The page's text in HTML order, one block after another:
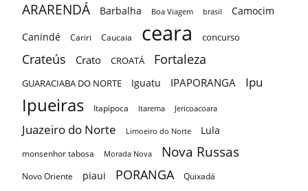
ARARENDÁ Barbalha Boa Viagem brasil
Camocim
Canindé
Cariri Caucaia ceara concurso
Crateús Crato CROATÁ Fortaleza
GUARACIABA DO NORTE Iguatu IPAPORANGA Ipu
Ipueiras Itapipoca Itarema Jericoacoara
Juazeiro do Norte Limoeiro do Norte Lula
monsenhor tabosa Morada Nova Nova Russas
Novo Oriente piaui PORANGA
Quixadá